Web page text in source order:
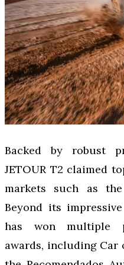
Backed by robust
JETOUR T2 claimed
markets such as
Beyond its
has won multiple
awards, including Car